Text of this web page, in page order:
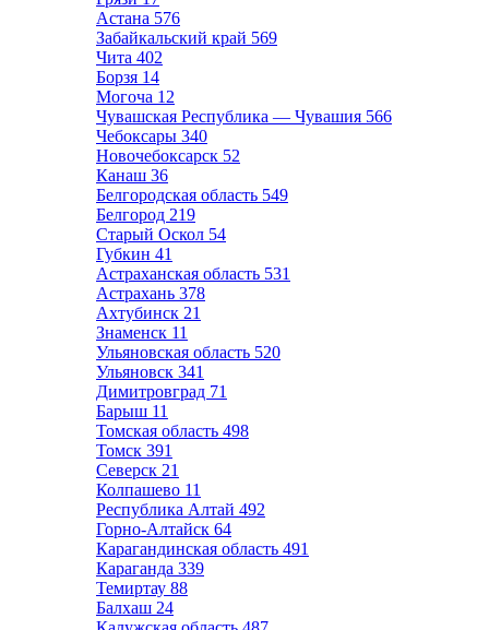
Астана 576
Забайкальский край 569
Чита 402
Борзя 14
Могоча 12
Чувашская Республика — Чувашия 566
Чебоксары 340
Новочебоксарск 52
Канаш 36
Белгородская область 549
Белгород 219
Старый Оскол 54
Губкин 41
Астраханская область 531
Астрахань 378
Ахтубинск 21
Знаменск 11
Ульяновская область 520
Ульяновск 341
Димитровград 71
Барыш 11
Томская область 498
Томск 391
Северск 21
Колпашево 11
Республика Алтай 492
Горно-Алтайск 64
Карагандинская область 491
Караганда 339
Темиртау 88
Балхаш 24